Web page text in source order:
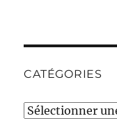
CATÉGORIES
Catégories